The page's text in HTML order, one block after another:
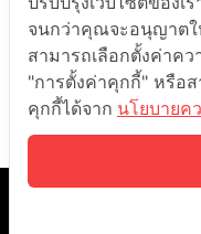
3 เปลี่ยน! TPAT1 สา
อ่านเพิ่มเติม »
©️ 2021 ONDEMAND
จนกว่าคุณจะอนุญาตใ
สามารถเลือกตั้งค่าค
"การตั้งค่าคุกกี้" หรือ
คุกกี้ได้จาก นโยบายค